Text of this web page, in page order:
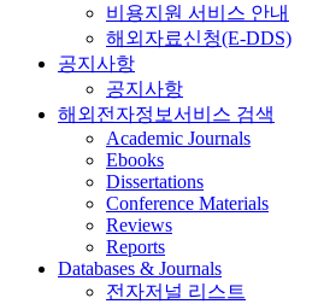
비용지원 서비스 안내
해외자료신청(E-DDS)
공지사항
공지사항
해외전자정보서비스 검색
Academic Journals
Ebooks
Dissertations
Conference Materials
Reviews
Reports
Databases & Journals
전자저널 리스트